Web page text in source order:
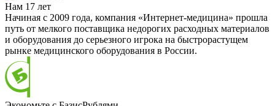
Нам 17 лет
Начиная с 2009 года, компания «Интернет-медицина» прошла
путь от мелкого поставщика недорогих расходных материалов
и оборудования до серьезного игрока на быстрорастущем
рынке медицинского оборудования в России.